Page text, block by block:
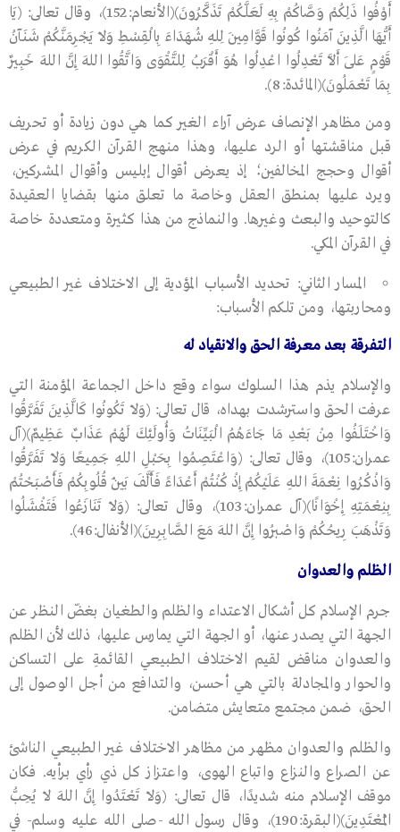
أَوْفُوا ذَلِكُمْ وَصَّاكُمْ بِهِ لَعَلَّكُمْ تَذَكَّرُونَ)(الأنعام:152)، وقال تعالى: (يَا
أَيُّهَا الَّذِينَ آمَنُوا كُونُوا قَوَّامِينَ لِلهِ شُهَدَاءَ بِالْقِسْطِ وَلاَ يَجْرِمَنَّكُمْ شَنَآنُ
قَوْمٍ عَلَى أَلاَّ تَعْدِلُوا اعْدِلُوا هُوَ أَقْرَبُ لِلتَّقْوَى وَاتَّقُوا اللهَ إِنَّ اللهَ خَبِيرٌ
بِمَا تَعْمَلُونَ)(المائدة:8).
ومن مظاهر الإنصاف عرض آراء الغير كما هي دون زيادة أو تحريف
قبل مناقشتها أو الرد عليها، وهذا منهج القرآن الكريم في عرض
أقوال وحجج المخالفين؛ إذ يعرض أقوال إبليس وأقوال المشركين،
ويرد عليها بمنطق العقل وخاصة ما تعلق منها بقضايا العقيدة
كالتوحيد والبعث وغيرها. والنماذج من هذا كثيرة ومتعددة خاصة
في القرآن المكي.
المسار الثاني: تحديد الأسباب المؤدية إلى الاختلاف غير الطبيعي
ومحاربتها، ومن تلكم الأسباب:
التفرقة بعد معرفة الحق والانقياد له
والإسلام يذم هذا السلوك سواء وقع داخل الجماعة المؤمنة التي
عرفت الحق واسترشدت بهداه، قال تعالى: (وَلاَ تَكُونُوا كَالَّذِينَ تَفَرَّقُوا
وَاخْتَلَفُوا مِنْ بَعْدِ مَا جَاءَهُمُ الْبَيِّنَاتُ وَأُولَئِكَ لَهُمْ عَذَابٌ عَظِيمٌ)(آل
عمران:105)، وقال تعالى: (وَاعْتَصِمُوا بِحَبْلِ اللهِ جَمِيعًا وَلاَ تَفَرَّقُوا
وَاذْكُرُوا نِعْمَةَ اللهِ عَلَيْكُمْ إِذْ كُنْتُمْ أَعْدَاءً فَأَلَّفَ بَيْنَ قُلُوبِكُمْ فَأَصْبَحْتُمْ
بِنِعْمَتِهِ إِخْوَانًا)(آل عمران:103)، وقال تعالى: (وَلاَ تَنَازَعُوا فَتَفْشَلُوا
وَتَذْهَبَ رِيحُكُمْ وَاصْبِرُوا إِنَّ اللهَ مَعَ الصَّابِرِينَ)(الأنفال:46).
الظلم والعدوان
جرم الإسلام كل أشكال الاعتداء والظلم والطغيان بغضّ النظر عن
الجهة التي يصدر عنها، أو الجهة التي يمارس عليها، ذلك لأن الظلم
والعدوان مناقض لقيم الاختلاف الطبيعي القائمةِ على التساكن
والحوار والمجادلة بالتي هي أحسن، والتدافع من أجل الوصول إلى
الحق، ضمن مجتمع متعايش متضامن.
والظلم والعدوان مظهر من مظاهر الاختلاف غير الطبيعي الناشئ
عن الصراع والنزاع واتباع الهوى، واعتزاز كل ذي رأي برأيه. فكان
موقف الإسلام منه شديدًا، قال تعالى: (وَلاَ تَعْتَدُوا إِنَّ اللهَ لاَ يُحِبُّ
الْمُعْتَدِينَ)(البقرة:190)، وقال رسول الله -صلى الله عليه وسلم- في